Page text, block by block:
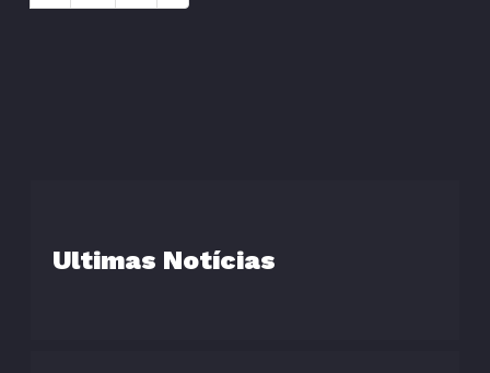
Ultimas Notícias